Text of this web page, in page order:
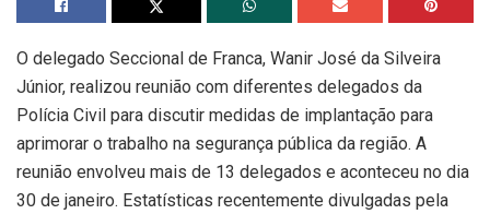
O delegado Seccional de Franca, Wanir José da Silveira
Júnior, realizou reunião com diferentes delegados da
Polícia Civil para discutir medidas de implantação para
aprimorar o trabalho na segurança pública da região. A
reunião envolveu mais de 13 delegados e aconteceu no dia
30 de janeiro. Estatísticas recentemente divulgadas pela